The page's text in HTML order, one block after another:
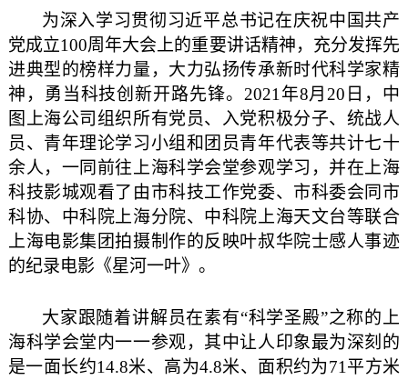
为深入学习贯彻习近平总书记在庆祝中国共产
党成立100周年大会上的重要讲话精神，充分发挥先
进典型的榜样力量，大力弘扬传承新时代科学家精
神，勇当科技创新开路先锋。2021年8月20日，中
图上海公司组织所有党员、入党积极分子、统战人
员、青年理论学习小组和团员青年代表等共计七十
余人，一同前往上海科学会堂参观学习，并在上海
科技影城观看了由市科技工作党委、市科委会同市
科协、中科院上海分院、中科院上海天文台等联合
上海电影集团拍摄制作的反映叶叔华院士感人事迹
的纪录电影《星河一叶》。
大家跟随着讲解员在素有“科学圣殿”之称的上
海科学会堂内一一参观，其中让人印象最为深刻的
是一面长约14.8米、高为4.8米、面积约为71平方米